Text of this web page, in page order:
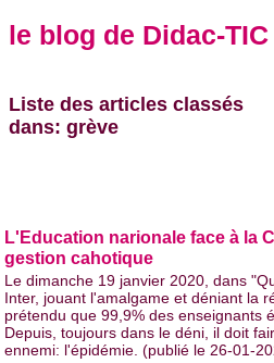
le blog de Didac-TIC
Liste des articles classés
dans: grève
L'Education narionale face à la
gestion cahotique
Le dimanche 19 janvier 2020, dans
Inter, jouant l'amalgame et déniant la
prétendu que 99,9% des enseignants
Depuis, toujours dans le déni, il doit
ennemi: l'épidémie. (publié le 26-01-